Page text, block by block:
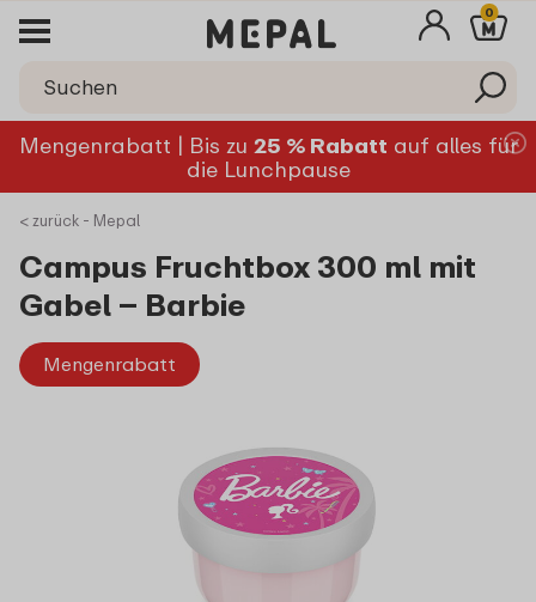
0
Mengenrabatt | Bis zu 25 % Rabatt auf alles für
die Lunchpause
< zurück - Mepal
Campus Fruchtbox 300 ml mit
Gabel – Barbie
Mengenrabatt